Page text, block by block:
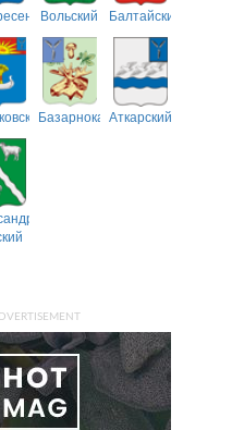
Вольский Балтайский
Базарнокарабулакский
Аткарский